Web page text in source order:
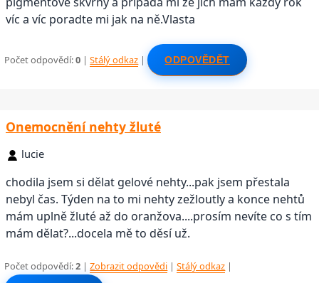
víc a víc poradte mi jak na ně.Vlasta
Počet odpovědí:0 |Stálý odkaz | ODPOVĚDĚT
Onemocnění nehty žluté
lucie
chodila jsem si dělat gelové nehty...pak jsem přestala
nebyl čas. Týden na to mi nehty zežloutly a konce nehtů
mám uplně žluté až do oranžova....prosím nevíte co s tím
mám dělat?...docela mě to děsí už.
Počet odpovědí:2 |Zobrazit odpovědi |Stálý odkaz |